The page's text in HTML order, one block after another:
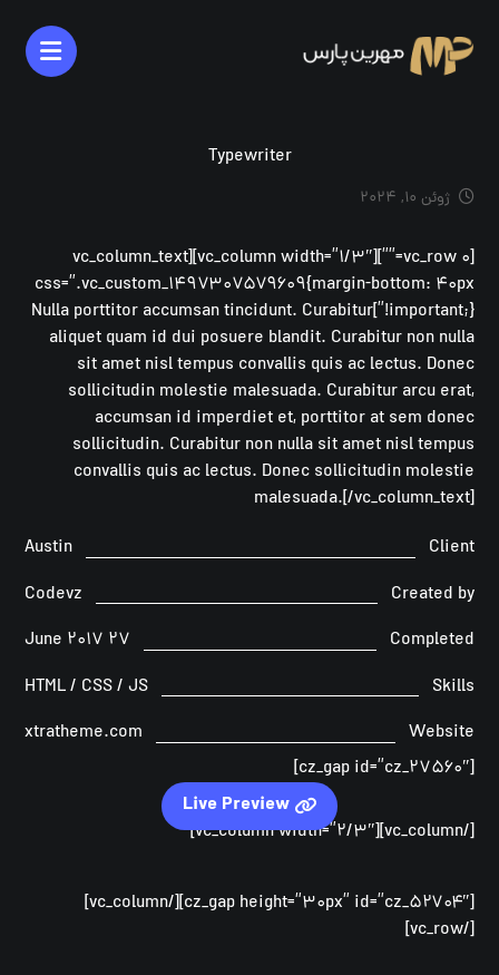
Typewriter
ژوئن ۱۰, ۲۰۲۴
[vc_row ۰=””][vc_column width=”۱/۳″][vc_column_text
css=”.vc_custom_۱۴۹۷۳۰۷۵۷۹۶۰۹{margin-bottom: ۴۰px
!important;}”]Nulla porttitor accumsan tincidunt. Curabitur
aliquet quam id dui posuere blandit. Curabitur non nulla
sit amet nisl tempus convallis quis ac lectus. Donec
sollicitudin molestie malesuada. Curabitur arcu erat,
accumsan id imperdiet et, porttitor at sem donec
sollicitudin. Curabitur non nulla sit amet nisl tempus
convallis quis ac lectus. Donec sollicitudin molestie
malesuada.[/vc_column_text]
Client
Austin
Created by
Codevz
Completed
۲۷ June ۲۰۱۷
Skills
HTML / CSS / JS
Website
xtratheme.com
[cz_gap id=”cz_۲۷۵۶۰″]
Live Preview
[/vc_column][vc_column width=”۲/۳″]
[cz_gap height=”۳۰px” id=”cz_۵۲۷۰۴″][/vc_column]
[/vc_row]